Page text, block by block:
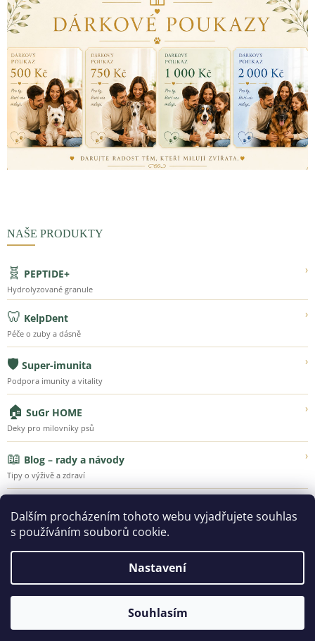
Dalším procházením tohoto webu vyjadřujete souhlas
s používáním souborů cookie.
Nastavení
Souhlasím
NAŠE PRODUKTY
🧬 PEPTIDE+ ›
Hydrolyzované granule
🦷 KelpDent ›
Péče o zuby a dásně
🛡️ Super-imunita ›
Podpora imunity a vitality
🏠 SuGr HOME ›
Deky pro milovníky psů
📖 Blog – rady a návody ›
Tipy o výživě a zdraví
Poznejte Super-Granule
Copyright 2026SUPER-GRANULE.CZ | Jsme tu pro ty, kteří